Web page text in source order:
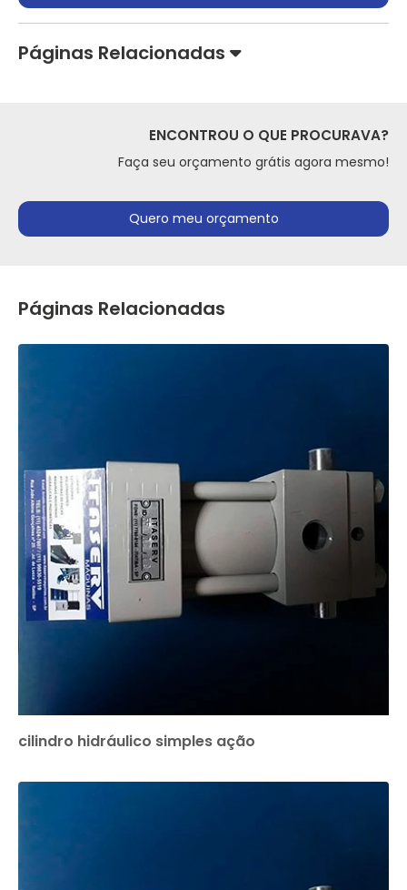
Páginas Relacionadas
ENCONTROU O QUE PROCURAVA?
Faça seu orçamento grátis agora mesmo!
Quero meu orçamento
Páginas Relacionadas
cilindro hidráulico simples ação